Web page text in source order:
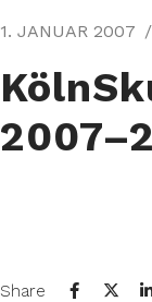
1. JANUAR 2007
Share